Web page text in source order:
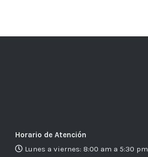
Horario de Atención
Lunes a viernes: 8:00 am a 5:30 pm